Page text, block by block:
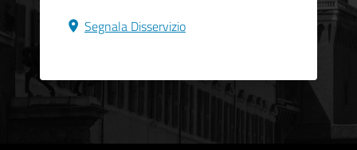
Segnala Disservizio